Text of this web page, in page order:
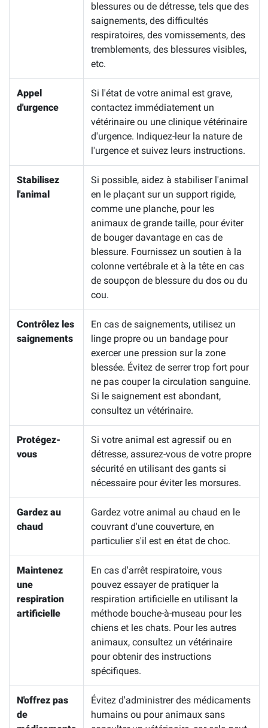
blessures ou de détresse, tels que des
saignements, des difficultés
respiratoires, des vomissements, des
tremblements, des blessures visibles,
etc.
Appel
d'urgence
Si l'état de votre animal est grave,
contactez immédiatement un
vétérinaire ou une clinique vétérinaire
d'urgence. Indiquez-leur la nature de
l'urgence et suivez leurs instructions.
Stabilisez
l'animal
Si possible, aidez à stabiliser l'animal
en le plaçant sur un support rigide,
comme une planche, pour les
animaux de grande taille, pour éviter
de bouger davantage en cas de
blessure. Fournissez un soutien à la
colonne vertébrale et à la tête en cas
de soupçon de blessure du dos ou du
cou.
Contrôlez les
saignements
En cas de saignements, utilisez un
linge propre ou un bandage pour
exercer une pression sur la zone
blessée. Évitez de serrer trop fort pour
ne pas couper la circulation sanguine.
Si le saignement est abondant,
consultez un vétérinaire.
Protégez-
vous
Si votre animal est agressif ou en
détresse, assurez-vous de votre propre
sécurité en utilisant des gants si
nécessaire pour éviter les morsures.
Gardez au
chaud
Gardez votre animal au chaud en le
couvrant d'une couverture, en
particulier s'il est en état de choc.
Maintenez
une
respiration
artificielle
En cas d'arrêt respiratoire, vous
pouvez essayer de pratiquer la
respiration artificielle en utilisant la
méthode bouche-à-museau pour les
chiens et les chats. Pour les autres
animaux, consultez un vétérinaire
pour obtenir des instructions
spécifiques.
N'offrez pas
de
Évitez d'administrer des médicaments
humains ou pour animaux sans